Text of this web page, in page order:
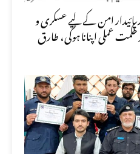
امن کے لیے عسکری و